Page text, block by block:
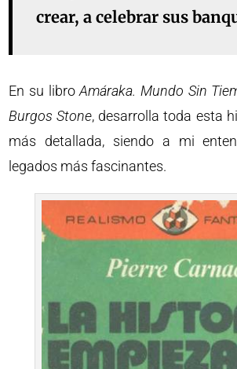
crear, a celebrar sus
En su libroAmáraka. Mundo Sin
Burgos Stone, desarrolla toda esta
más detallada, siendo a mi
legados más fascinantes.